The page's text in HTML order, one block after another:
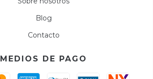
Blog
Contacto
MEDIOS DE PAGO